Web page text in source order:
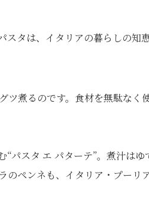
タは、イタリアの暮らしの知
ツ煮るのです。食材を無駄なく
パスタ エ パターテ”。煮汁はゆ
ペンネも、イタリア・プーリ